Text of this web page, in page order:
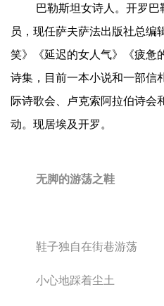
巴勒斯坦女诗人。开罗
员，现任萨夫萨法出版社总编
笑》《延迟的女人气》《疲惫
诗集，目前一本小说和一部信
际诗歌会、卢克索阿拉伯诗会
动。现居埃及开罗。
无脚的游荡之鞋
鞋子独自在街巷游荡
小心地踩着尘土